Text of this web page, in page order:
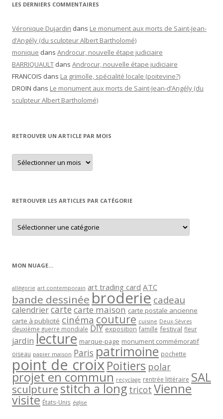
LES DERNIERS COMMENTAIRES
Véronique Dujardin dans Le monument aux morts de Saint-Jean-
d’Angély (du sculpteur Albert Bartholomé)
monique dans Androcur, nouvelle étape judiciaire
BARRIQUAULT dans Androcur, nouvelle étape judiciaire
FRANCOIS dans La grimolle, spécialité locale (poitevine?)
DROIN dans Le monument aux morts de Saint-Jean-d’Angély (du
sculpteur Albert Bartholomé)
RETROUVER UN ARTICLE PAR MOIS
Retrouver
un
article
RETROUVER LES ARTICLES PAR CATÉGORIE
Retrouver
les
articles
MON NUAGE…
allégorie art contemporain art trading card ATC
bande dessinée broderie cadeau
calendriercartecarte maison carte postale ancienne
carte à publicité cinéma couture cuisine Deux-Sèvres
deuxième guerre mondiale DIY exposition famille festival fleur
jardin lecture marque-page monument commémoratif
oiseau papier maison Paris patrimoine pochette
point de croixPoitiers polar
projet en commun recyclage rentrée littéraire SAL
sculpturestitch a long tricot Vienne
visite États-Unis église